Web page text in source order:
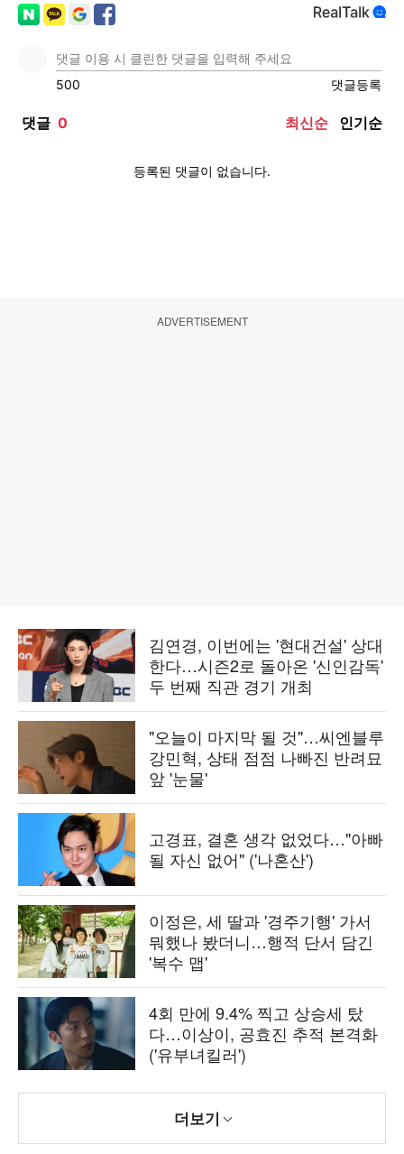
ADVERTISEMENT
김연경, 이번에는 '현대건설' 상대
한다…시즌2로 돌아온 '신인감독'
두 번째 직관 경기 개최
"오늘이 마지막 될 것"…씨엔블루
강민혁, 상태 점점 나빠진 반려묘
앞 '눈물'
고경표, 결혼 생각 없었다…"아빠
될 자신 없어" ('나혼산')
이정은, 세 딸과 '경주기행' 가서
뭐했나 봤더니…행적 단서 담긴
'복수 맵'
4회 만에 9.4% 찍고 상승세 탔
다…이상이, 공효진 추적 본격화
('유부녀킬러')
더보기